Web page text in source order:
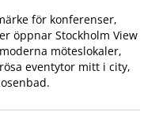
för konferenser,
öppnar Stockholm View
möteslokaler,
eventytor mitt i city,